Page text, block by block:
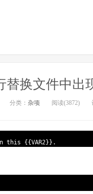
替换文件中出
分类： 杂项 阅读(3872)
this { {VAR2} } .